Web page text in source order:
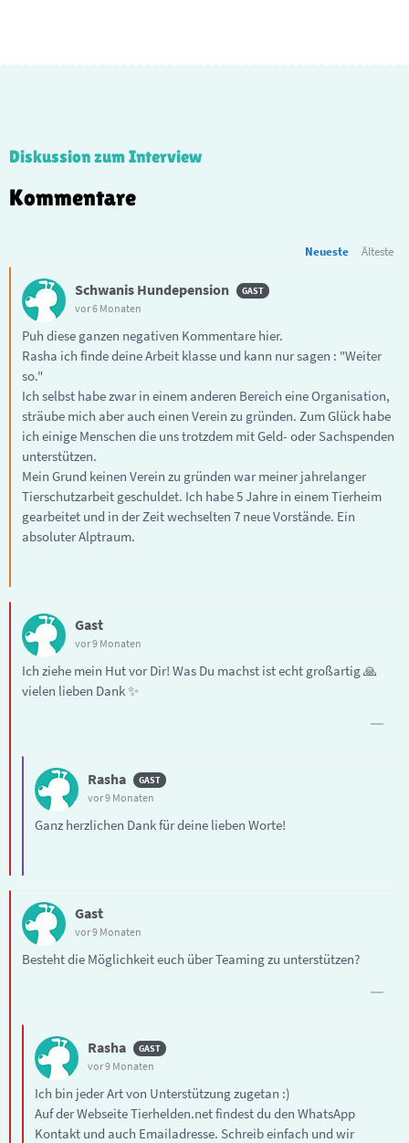
Diskussion zum Interview
Kommentare
Neueste Älteste
Schwanis Hundepension
vor 6 Monaten
Puh diese ganzen negativen Kommentare hier.
Rasha ich finde deine Arbeit klasse und kann nur sagen : "Weiter
so."
Ich selbst habe zwar in einem anderen Bereich eine Organisation,
sträube mich aber auch einen Verein zu gründen. Zum Glück habe
ich einige Menschen die uns trotzdem mit Geld- oder Sachspenden
unterstützen.
Mein Grund keinen Verein zu gründen war meiner jahrelanger
Tierschutzarbeit geschuldet. Ich habe 5 Jahre in einem Tierheim
gearbeitet und in der Zeit wechselten 7 neue Vorstände. Ein
absoluter Alptraum.
Gast
vor 9 Monaten
Ich ziehe mein Hut vor Dir! Was Du machst ist echt großartig 🙏
vielen lieben Dank ✨
Rasha
vor 9 Monaten
Ganz herzlichen Dank für deine lieben Worte!
Gast
vor 9 Monaten
Besteht die Möglichkeit euch über Teaming zu unterstützen?
Rasha
vor 9 Monaten
Ich bin jeder Art von Unterstützung zugetan :)
Auf der Webseite Tierhelden.net findest du den WhatsApp
Kontakt und auch Emailadresse. Schreib einfach und wir